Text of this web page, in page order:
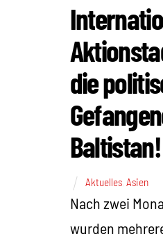
die
Baltistan!
Aktuelles, Asien
Nach zwei
wurden